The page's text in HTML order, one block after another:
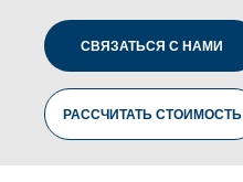
СВЯЗАТЬСЯ С НАМИ
РАССЧИТАТЬ СТОИМОСТЬ